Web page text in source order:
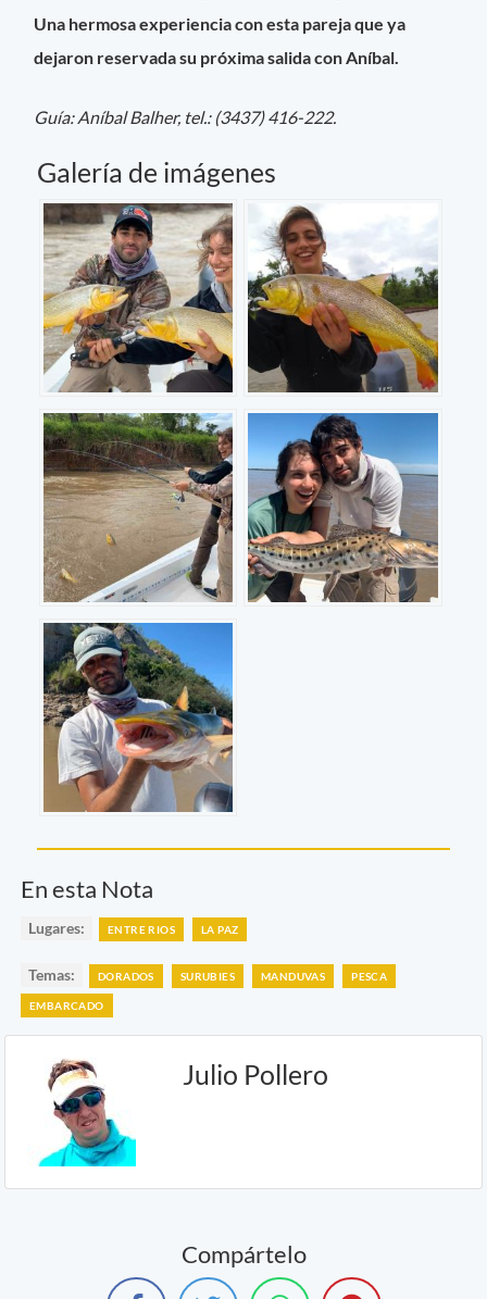
Una hermosa experiencia con esta pareja que ya
dejaron reservada su próxima salida con Aníbal.
Guía: Aníbal Balher, tel.: (3437) 416-222.
Galería de imágenes
En esta Nota
Lugares: ENTRE RIOS LA PAZ
Temas: DORADOS SURUBIES MANDUVAS PESCA
EMBARCADO
Julio Pollero
Compártelo